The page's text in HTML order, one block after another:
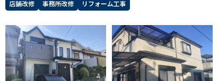
店舗改修
事務所改修 リフォーム工事